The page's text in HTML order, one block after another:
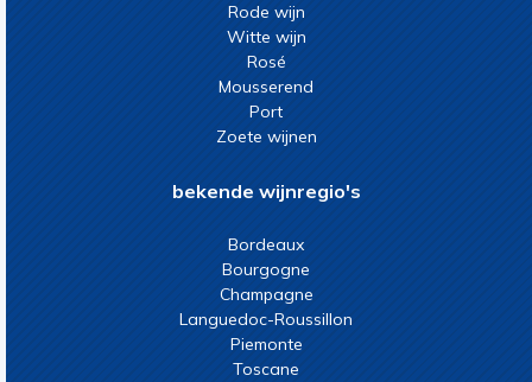
Rode wijn
Witte wijn
Rosé
Mousserend
Port
Zoete wijnen
bekende wijnregio's
Bordeaux
Bourgogne
Champagne
Languedoc-Roussillon
Piemonte
Toscane